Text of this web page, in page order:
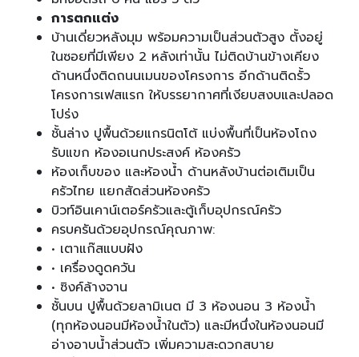
การตกแต่ง
บ้านเดี่ยวหลังมุม พร้อมความเป็นส่วนตัวสูง ตั้งอยู่
ในซอยที่มีเพียง 2 หลังเท่านั้น ไม่ติดบ้านข้างเคียง
ด้านหนึ่งติดถนนเมนของโครงการ อีกด้านติดรั้ว
โครงการเฟสแรก ให้บรรยากาศที่เงียบสงบและปลอด
โปร่ง
ชั้นล่าง ปูพื้นด้วยแกรนิตโต้ แบ่งพื้นที่เป็นห้องโถง
รับแขก ห้องอเนกประสงค์ ห้องครัว
ห้องเก็บของ และห้องน้ำ ด้านหลังบ้านต่อเติมเป็น
ครัวไทย แยกสัดส่วนห้องครัว
บิวท์อินเคาน์เตอร์ครัวและตู้เก็บอุปกรณ์ครัว
ครบครันด้วยอุปกรณ์คุณภาพ:
• เตาแก๊สแบบฝัง
• เครื่องดูดควัน
• ซิงค์ล้างจาน
ชั้นบน ปูพื้นด้วยลามิเนต มี 3 ห้องนอน 3 ห้องน้ำ
(ทุกห้องนอนมีห้องน้ำในตัว) และมีหนึ่งในห้องนอนมี
อ่างอาบน้ำส่วนตัว เพิ่มความสะดวกสบาย